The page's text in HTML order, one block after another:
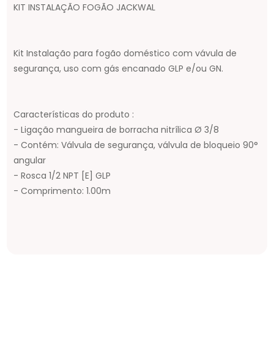
KIT INSTALAÇÃO FOGÃO JACKWAL
Kit Instalação para fogão doméstico com vávula de
segurança, uso com gás encanado GLP e/ou GN.
Características do produto :
- Ligação mangueira de borracha nitrílica Ø 3/8
- Contém: Válvula de segurança, válvula de bloqueio 90°
angular
- Rosca 1/2 NPT [E] GLP
- Comprimento: 1.00m